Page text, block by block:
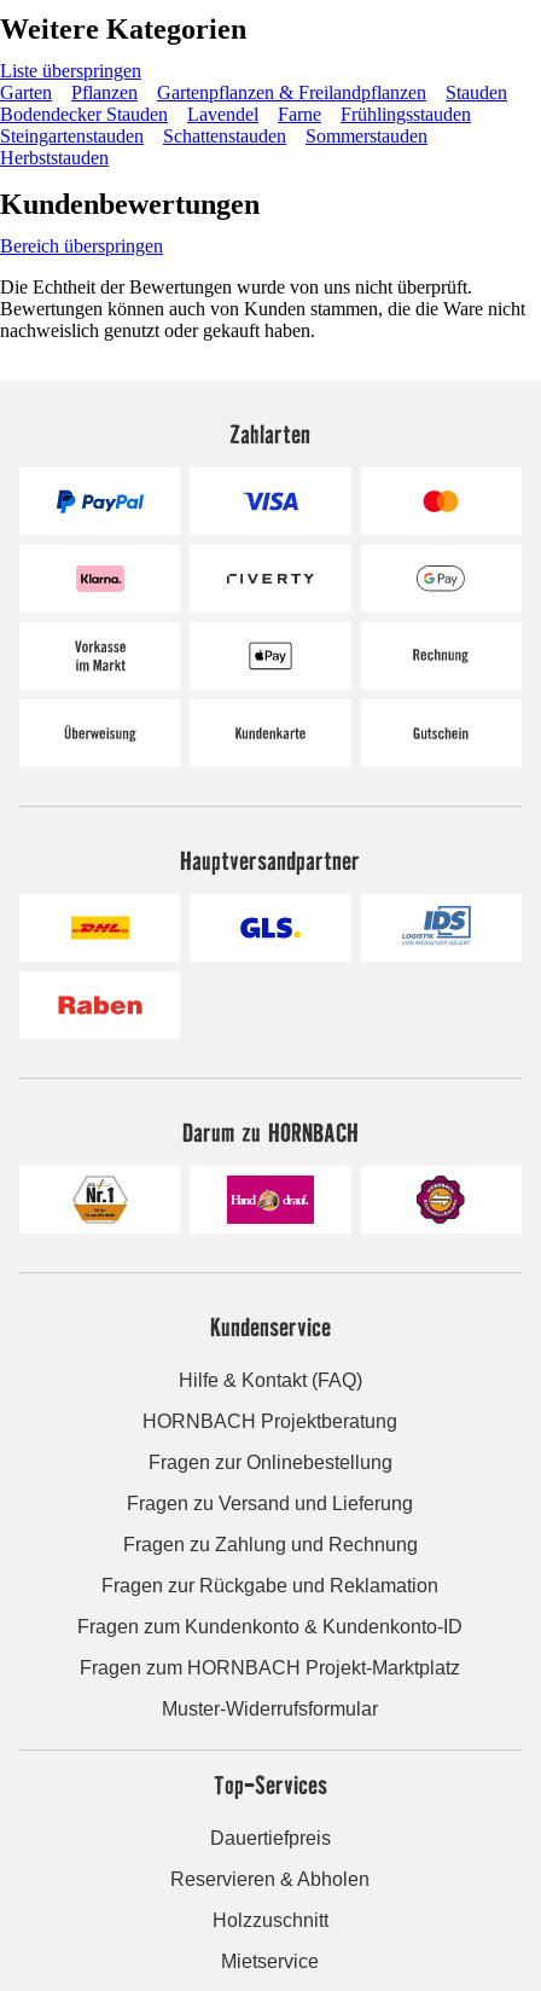
Weitere Kategorien
Liste überspringen
Garten
Pflanzen Gartenpflanzen & Freilandpflanzen
Stauden
Bodendecker Stauden
Lavendel Farne
Frühlingsstauden
Steingartenstauden
Schattenstauden
Sommerstauden
Herbststauden
Kundenbewertungen
Bereich überspringen
Die Echtheit der Bewertungen wurde von uns nicht überprüft.
Bewertungen können auch von Kunden stammen, die die Ware nicht
nachweislich genutzt oder gekauft haben.
Zahlarten
Hauptversandpartner
Darum zu HORNBACH
Kundenservice
Hilfe & Kontakt (FAQ)
HORNBACH Projektberatung
Fragen zur Onlinebestellung
Fragen zu Versand und Lieferung
Fragen zu Zahlung und Rechnung
Fragen zur Rückgabe und Reklamation
Fragen zum Kundenkonto & Kundenkonto-ID
Fragen zum HORNBACH Projekt-Marktplatz
Muster-Widerrufsformular
Top-Services
Dauertiefpreis
Reservieren & Abholen
Holzzuschnitt
Mietservice